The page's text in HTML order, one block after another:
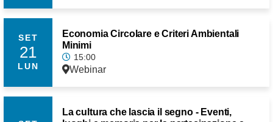
SET
21
LUN
Economia Circolare e Criteri Ambientali
Minimi
15:00
Webinar
La cultura che lascia il segno - Eventi,